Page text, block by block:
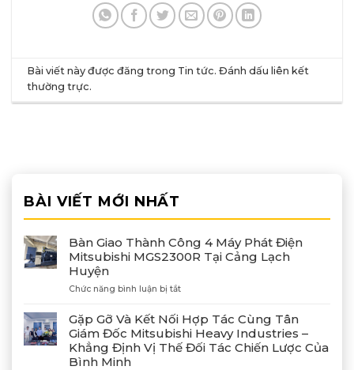
Bài viết này được đăng trong Tin tức. Đánh dấu liên kết
thường trực.
BÀI VIẾT MỚI NHẤT
Bàn Giao Thành Công 4 Máy Phát Điện
Mitsubishi MGS2300R Tại Cảng Lạch
Huyện
Chức năng bình luận bị tắtở
Giao
Thành
Công
4
Gặp Gỡ Và Kết Nối Hợp Tác Cùng Tân
Giám Đốc Mitsubishi Heavy Industries –
Khẳng Định Vị Thế Đối Tác Chiến Lược Của
Bình Minh